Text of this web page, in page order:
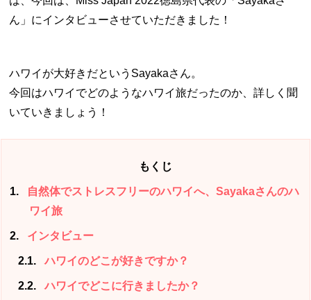
ん」にインタビューさせていただきました！
ハワイが大好きだというSayakaさん。
今回はハワイでどのようなハワイ旅だったのか、詳しく聞
いていきましょう！
もくじ
1
自然体でストレスフリーのハワイへ、Sayakaさんのハ
ワイ旅
2 インタビュー
2.1 ハワイのどこが好きですか？
2.2 ハワイでどこに行きましたか？